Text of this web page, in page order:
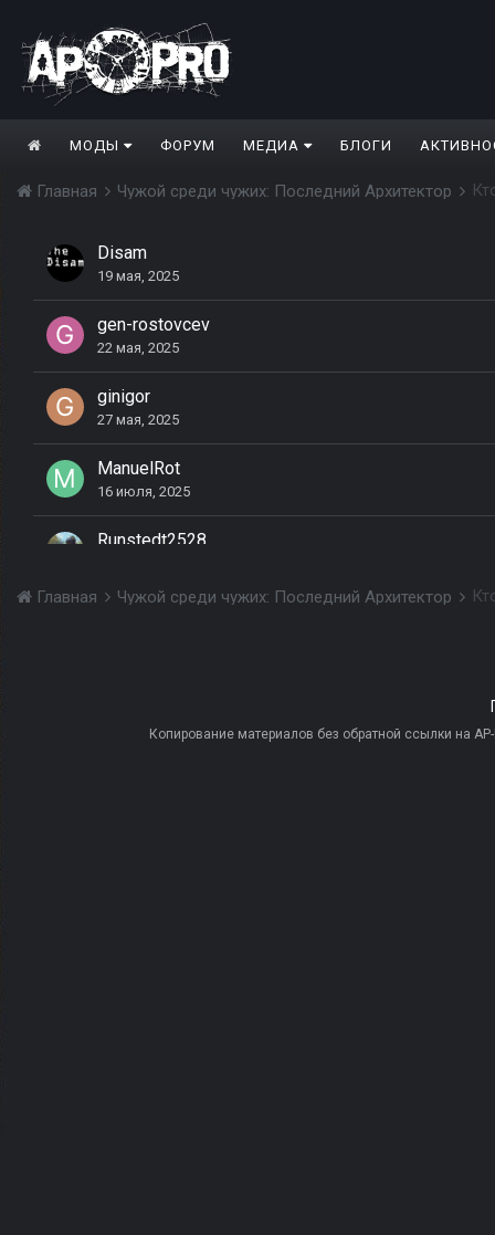
МОДЫ ФОРУМ МЕДИА БЛОГИ
Главная Чужой среди чужих: Последний Архитектор
Disam
19 мая, 2025
gen-rostovcev
22 мая, 2025
ginigor
27 мая, 2025
ManuelRot
16 июля, 2025
Runstedt2528
xhive12
Главная Чужой среди чужих: Последний Архитектор
Копирование материалов без обратной ссылки на